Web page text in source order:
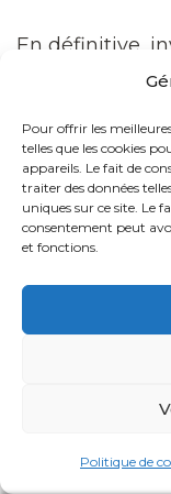
Pour offrir les
telles que les cookies
appareils. Le fait de
traiter des données
uniques sur ce site. Le
consentement peut
et fonctions.
Politique de
En définitive,
propre,
avantageuse.
bénéfices des
durables.